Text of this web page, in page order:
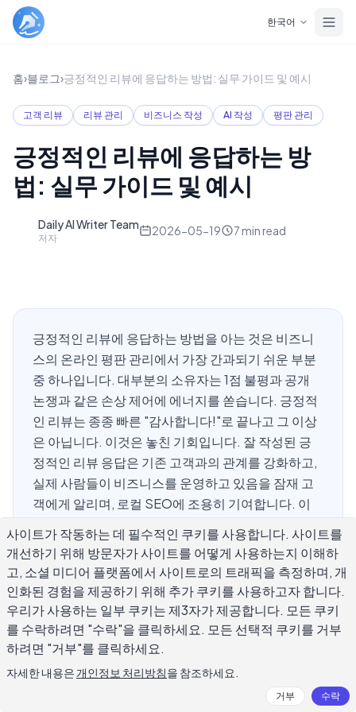
한국어
홈›블로그›긍정적인 리뷰에 응답하는 방법: 실무 가이드 및 예시
고객 리뷰 리뷰 관리 비즈니스 작성 AI 작성 평판 관리
긍정적인 리뷰에 응답하는 방
법: 실무 가이드 및 예시
Daily AI Writer Team
저자
2026-05-19 7 min read
긍정적인 리뷰에 응답하는 방법을 아는 것은 비즈니
스의 온라인 평판 관리에서 가장 간과되기 쉬운 부분
중 하나입니다. 대부분의 소유자는 1점 불평과 공개
논쟁과 같은 손상 제어에 에너지를 쏟습니다. 긍정적
인 리뷰는 종종 빠른 "감사합니다!"로 끝나고 그 이상
은 아닙니다. 이것은 놓친 기회입니다. 잘 작성된 긍
정적인 리뷰 응답은 기존 고객과의 관계를 강화하고,
실제 사람들이 비즈니스를 운영하고 있음을 잠재 고
객에게 알리며, 로컬 SEO에 조용히 기여합니다. 이
리고 피해야 할 일반적인 실수를 다룹니다.
긍정적인 리뷰에 응답해야 하는 이유는?
긍정적인 리뷰에 응답하는 방법을 다루기 전에 이것이 중요
한 이유를 이해하는 것이 도움됩니다. Google은 리뷰에 대
한 응답이 로컬 검색 가시성을 개선한다고 확인했습니다. 매
사이트가 작동하는 데 필수적인 쿠키를 사용합니다. 사이트를
개선하기 위해 방문자가 사이트를 어떻게 사용하는지 이해하
고, 소셜 미디어 플랫폼에서 사이트로의 트래픽을 측정하며, 개
인화된 경험을 제공하기 위해 추가 쿠키를 사용하고자 합니다.
우리가 사용하는 일부 쿠키는 제3자가 제공합니다. 모든 쿠키
를 수락하려면 "수락"을 클릭하세요. 모든 선택적 쿠키를 거부
하려면 "거부"를 클릭하세요.
자세한 내용은 개인정보 처리방침을 참조하세요.
거부 수락